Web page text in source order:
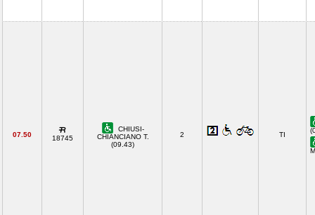
07.50 18745
CHIUSI-
CHIANCIANO T.
(09.43)
2 TI